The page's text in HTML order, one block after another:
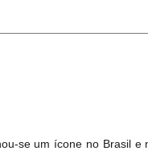
se um ícone no Brasil